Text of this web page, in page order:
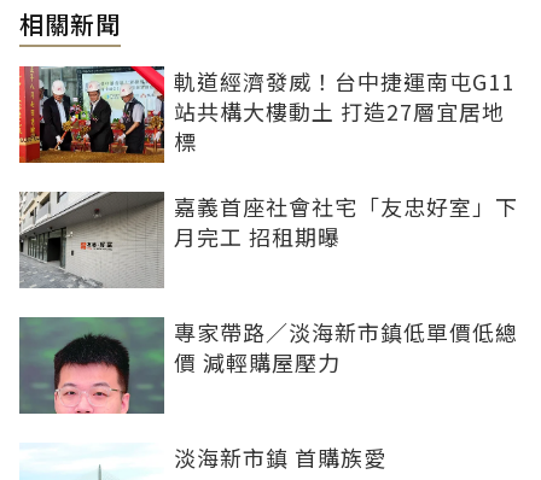
相關新聞
軌道經濟發威！台中捷運南屯G11
站共構大樓動土 打造27層宜居地
標
嘉義首座社會社宅「友忠好室」下
月完工 招租期曝
專家帶路／淡海新市鎮低單價低總
價 減輕購屋壓力
淡海新市鎮 首購族愛